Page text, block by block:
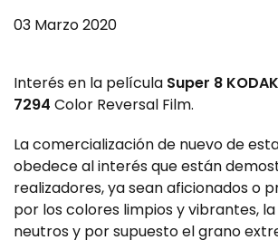
03 Marzo 2020
Interés en la película Super 8
7294 Color Reversal Film.
La comercialización de nuevo de
obedece al interés que están
realizadores, ya sean aficionados o
por los colores limpios y vibrantes,
neutros y por supuesto el grano